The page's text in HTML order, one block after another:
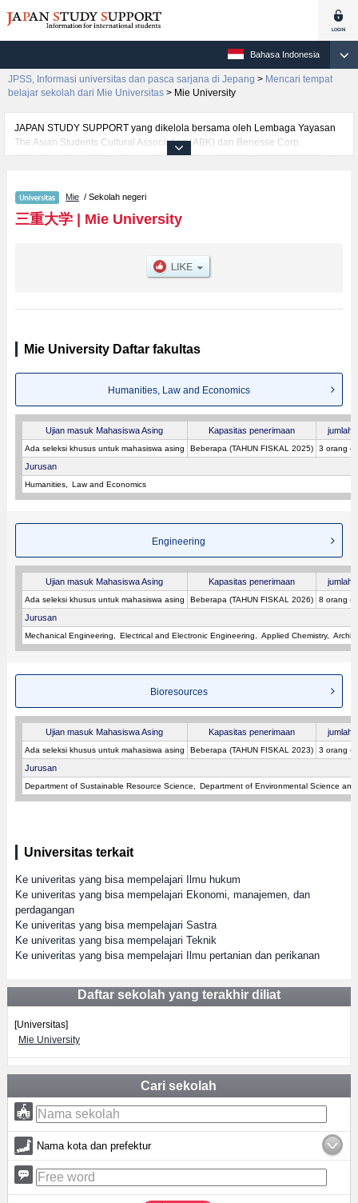
Bahasa Indonesia
JPSS, Informasi universitas dan pasca sarjana di Jepang > Mencari tempat
belajar sekolah dari Mie Universitas > Mie University
JAPAN STUDY SUPPORT yang dikelola bersama oleh Lembaga Yayasan
The Asian Students Cultural Association (ABK) dan Benesse Corp.
menyediakan informasi sekitar 1300 universitas, pascasarjana, universitas
fakultas seperti Fakultas Humanities, Law and Economics atauFakultas
EngineeringatauFakultas Bioresources, serta berbagai informasi yang
berguna bagi mahasiswa(i) mancanegara seperti kuota untuk jumlah
informasi mengenai ujian masuk, prasarana kampus, akses jalan, dan
lainnya. Silakan memanfaatkannya.
Mie / Sekolah negeri
三重大学| Mie University
Mie University Daftar fakultas
Humanities, Law and Economics
Ujian masuk Mahasiswa Asing Kapasitas penerimaan jumlah
Ada seleksi khusus untuk mahasiswa asing Beberapa (TAHUN FISKAL 2025) 3 orang
Jurusan
Humanities Law and Economics
Engineering
Ujian masuk Mahasiswa Asing Kapasitas penerimaan jumlah
Ada seleksi khusus untuk mahasiswa asing Beberapa (TAHUN FISKAL 2026) 8 orang
Jurusan
Mechanical Engineering Electrical and Electronic Engineering Applied Chemistry
Bioresources
Ujian masuk Mahasiswa Asing Kapasitas penerimaan jumlah
Ada seleksi khusus untuk mahasiswa asing Beberapa (TAHUN FISKAL 2023) 3 orang
Jurusan
Department of Sustainable Resource Science Department of Environmental Science and
Universitas terkait
Ke univeritas yang bisa mempelajari Ilmu hukum
Ke univeritas yang bisa mempelajari Ekonomi, manajemen, dan
perdagangan
Ke univeritas yang bisa mempelajari Sastra
Ke univeritas yang bisa mempelajari Teknik
Ke univeritas yang bisa mempelajari Ilmu pertanian dan perikanan
Daftar sekolah yang terakhir diliat
[Universitas]
Mie University
Cari sekolah
Nama kota dan prefektur